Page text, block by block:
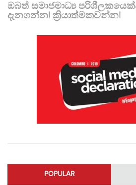
ඔබත් සමාජමාධ්‍ය
දැනගන්න! ක්‍රියාත්මකවන්න!
POPULAR